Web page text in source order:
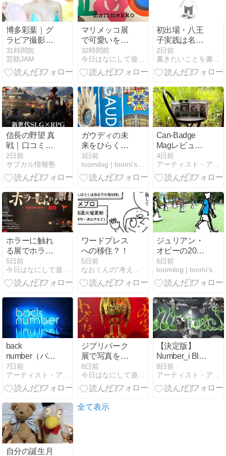
博多彩葉｜グ
ラビア撮影の
裏側、ファイ
ンダー越しの
濃密な関係
31時間前
芸能JAM
マリメッコ展
で可愛いを浴
びまくってき
た
32時間前
今日はなにして遊ぼうか
初出場・八王
子実践は名
門・鳴門渦潮
を倒せるか？
両校の戦力と
較
2日前
書きたいことを書くだけさ
信長の野望 真
戦｜口コミま
とめ＆評判レ
ビュー【良い
点・悪い点を
2日前
サブカル情報塾
ガウディの未
来をひらく窓
へ
3日前
toomilog | toomi's life blog
Can-Badge
Magレビュー
｜推し缶バッ
ジをスマホで
持ち歩ける？
Badgeとの違
いも紹介
4日前
アーティスト・アイドル推し活応援ブログ
ホラーに触れ
る展でホラー
映画の裏側を
見てきた
5日前
今日はなにして遊ぼうか
ワードプレス
への移住？！
5日前
なおくんの"考える"ネタ帳
ジュリアン・
オピーの20
Childrenへ
6日前
toomilog | toomi's life blog
back
number（バッ
クナンバー）
メンバー完全
ガイド｜プロ
力・凄さを徹
底解説
7日前
アーティスト・アイドル推し活応援ブログ
ジブリパーク
展で写真を撮
りまくってき
た
8日前
今日はなにして遊ぼうか
【決定版】
Number_i Blu-
ray・DVDおす
すめ一覧｜ラ
イブ映像・特
8日前
アーティスト・アイドル推し活応援ブログ
自分の誕生月
全て表示